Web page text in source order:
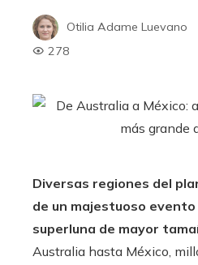
Otilia Adame Luevano
278
Diversas regiones del
de un majestuoso
superluna de mayor
Australia hasta México,